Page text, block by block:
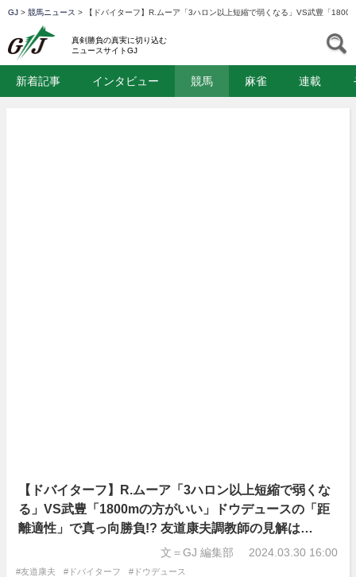
GJ > 競馬ニュース > 【ドバイターフ】R.ムーア「3ハロン以上短縮で弱くなる」VS武豊「
真剣勝負の真実に切り込む
ニュースサイトGJ
新着記事 インタビュー 競馬 麻雀 連載
【ドバイターフ】R.ムーア「3ハロン以上短縮で弱くな
る」VS武豊「1800mの方がいい」ドウデュースの「距
離適性」で真っ向勝負!? 友道康夫調教師の見解は…
文＝GJ 編集部 2024.03.30 16:00
#友道康夫 #ドバイターフ #ドウデュース